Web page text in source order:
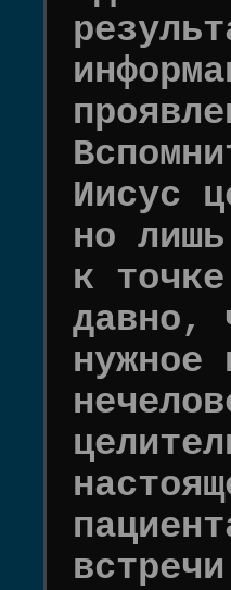
Иисус
но
к
давно,
нужное